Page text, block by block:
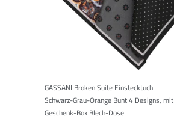
GASSANI Broken Suite Einstecktuch
Schwarz-Grau-Orange Bunt 4 Designs, mit
Geschenk-Box Blech-Dose